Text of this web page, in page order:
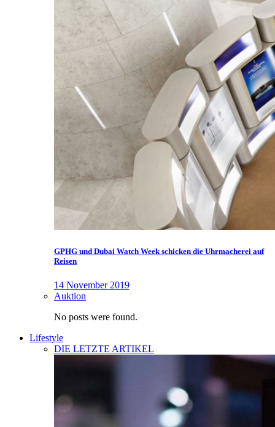
GPHG und Dubai Watch Week schicken die Uhrmacherei auf
Reisen
14 November 2019
Auktion
No posts were found.
Lifestyle
DIE LETZTE ARTIKEL